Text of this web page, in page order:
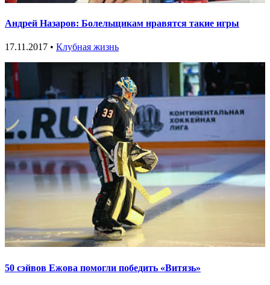
Андрей Назаров: Болельщикам нравятся такие игры
17.11.2017 • Клубная жизнь
50 сэйвов Ежова помогли победить «Витязь»